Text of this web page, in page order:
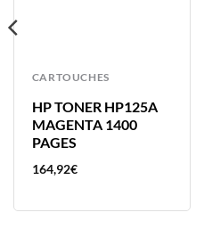
CARTOUCHES
HP TONER HP125A
MAGENTA 1400
PAGES
164,92€